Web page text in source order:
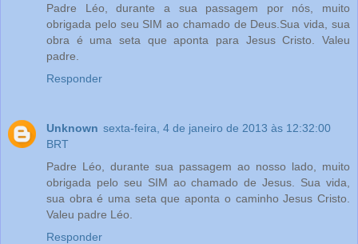
Padre Léo, durante a sua passagem por nós, muito
obrigada pelo seu SIM ao chamado de Deus.Sua vida, sua
obra é uma seta que aponta para Jesus Cristo. Valeu
padre.
Responder
Unknown sexta-feira, 4 de janeiro de 2013 às 12:32:00
BRT
Padre Léo, durante sua passagem ao nosso lado, muito
obrigada pelo seu SIM ao chamado de Jesus. Sua vida,
sua obra é uma seta que aponta o caminho Jesus Cristo.
Valeu padre Léo.
Responder